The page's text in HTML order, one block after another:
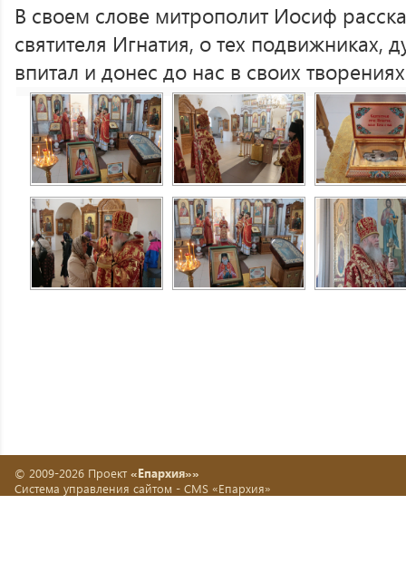
В своем слове митрополит Иосиф
святителя Игнатия, о тех подвижниках,
впитал и донес до нас в своих
© 2009-2026 Проект «Епархия»»
Система управления сайтом - CMS «Епархия»